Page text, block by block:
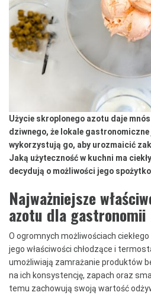
Użycie skroplonego azotu daje
dziwnego, że lokale gastronomiczne
wykorzystują go, aby urozmaicić
Jaką użyteczność w kuchni ma
decydują o możliwości jego
Najważniejsze
azotu dla gastronomii
O ogromnych możliwościach
jego właściwości chłodzące i
umożliwiają zamrażanie produktów
na ich konsystencję, zapach oraz
temu zachowują swoją wartość